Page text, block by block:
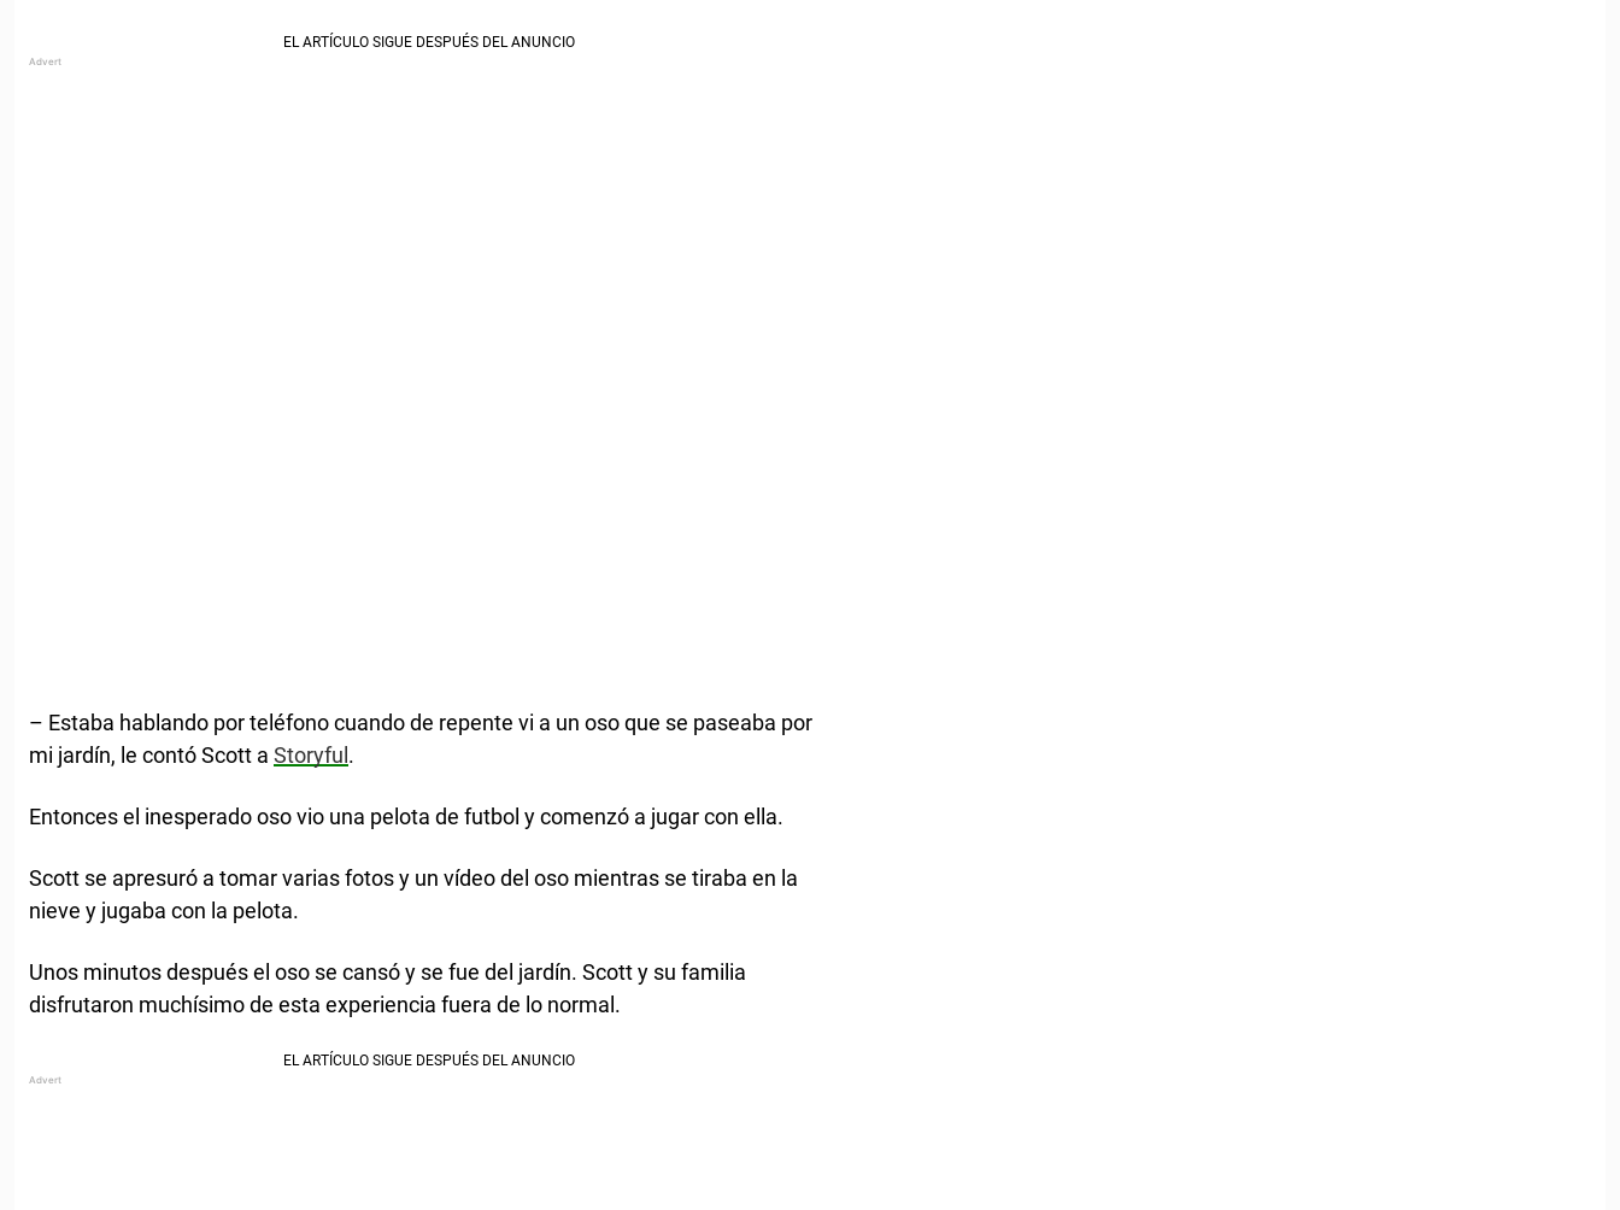
– Estaba hablando por teléfono cuando de repente vi a un oso que se paseaba por
mi jardín, le contó Scott a Storyful .
Entonces el inesperado oso vio una pelota de futbol y comenzó a jugar con ella.
Scott se apresuró a tomar varias fotos y un vídeo del oso mientras se tiraba en la
nieve y jugaba con la pelota.
Unos minutos después el oso se cansó y se fue del jardín. Scott y su familia
disfrutaron muchísimo de esta experiencia fuera de lo normal.